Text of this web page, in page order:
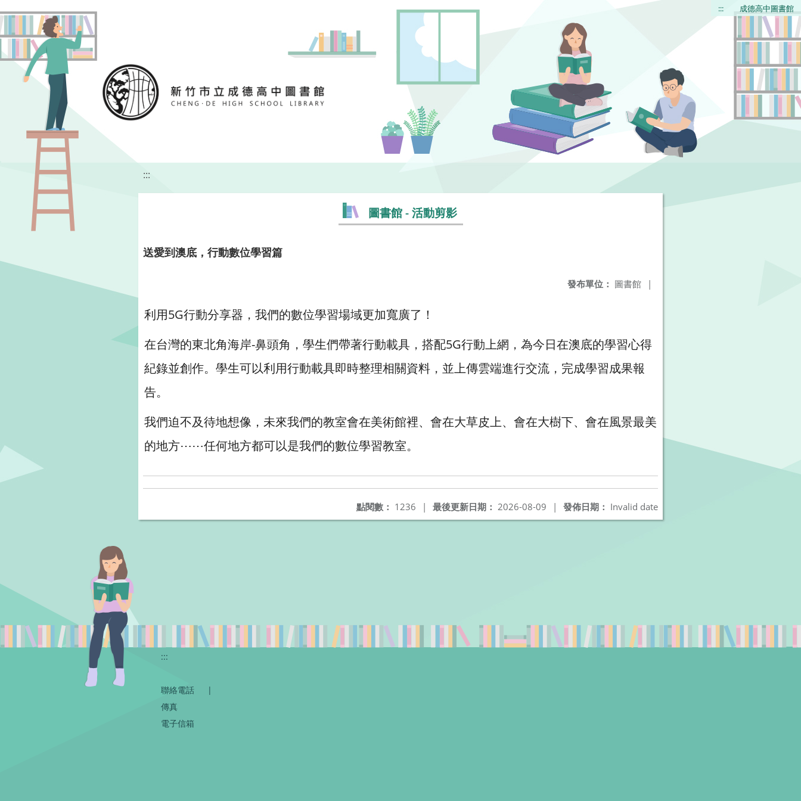
::: 成德高中圖書館
:::
圖書館 - 活動剪影
送愛到澳底，行動數位學習篇
發布單位： 圖書館 |
利用5G行動分享器，我們的數位學習場域更加寬廣了！
在台灣的東北角海岸-鼻頭角，學生們帶著行動載具，搭配5G行動上網，為今日在澳底的學習心得
紀錄並創作。學生可以利用行動載具即時整理相關資料，並上傳雲端進行交流，完成學習成果報
告。
我們迫不及待地想像，未來我們的教室會在美術館裡、會在大草皮上、會在大樹下、會在風景最美
的地方⋯⋯任何地方都可以是我們的數位學習教室。
發佈日期： Invalid date
最後更新日期： 2026-08-09 |
點閱數： 1236 |
:::
聯絡電話
|
傳真
電子信箱